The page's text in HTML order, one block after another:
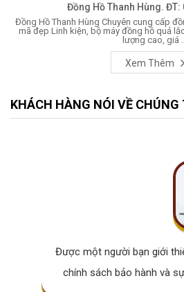
Đồng Hồ Thanh Hùng. ĐT:
Đồng Hồ Thanh Hùng Chuyên cung cấp
mã đẹp Linh kiện, bộ máy đồng hồ quả
lượng cao, giá ...
Xem Thêm
KHÁCH HÀNG NÓI VỀ CHÚNG
Được một người bạn giới
chính sách bảo hành và